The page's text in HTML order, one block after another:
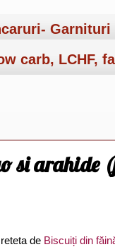
Garnituri
carb, LCHF,
si arahide
de Biscuiți din